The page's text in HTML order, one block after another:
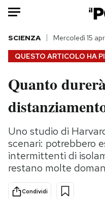
HOME
Italia
Politica
Tecnologia
Internet
Scienza
Cultura
Economia
QUESTO ARTICOLO HA
SCIENZA Mercoledì 15
Quanto
Uno studio di
scenari: potrebbero
intermittenti di
restano molte
Condividi